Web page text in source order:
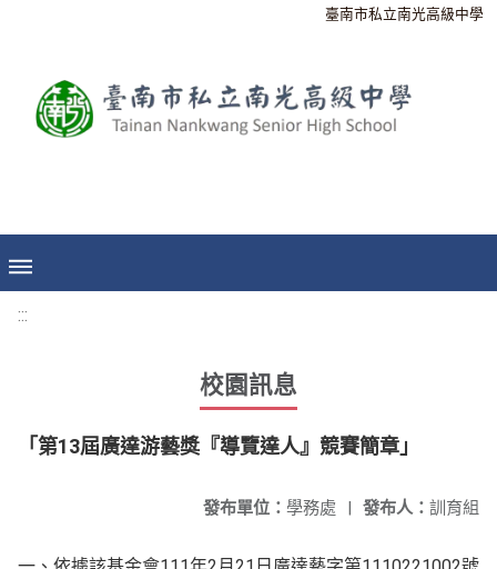
臺南市私立南光高級中學
:::
校園訊息
「第13屆廣達游藝獎『導覽達人』競賽簡章」
發布人： 訓育組
發布單位： 學務處 |